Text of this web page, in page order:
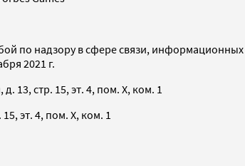
по надзору в сфере связи,
2021 г.
13, стр. 15, эт. 4, пом. X, ком. 1
эт. 4, пом. X, ком. 1